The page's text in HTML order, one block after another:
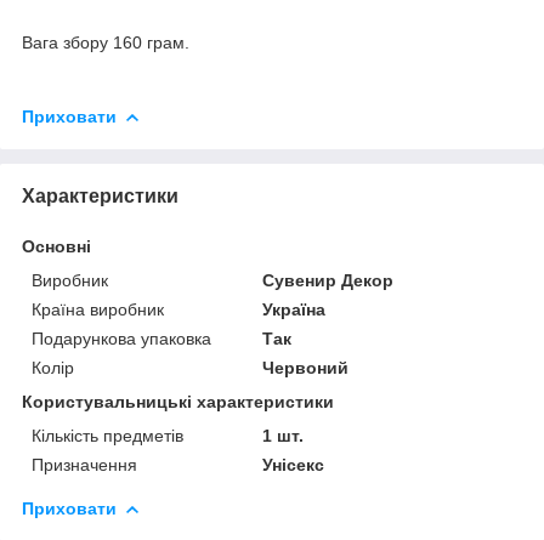
Вага збору 160 грам.
Приховати
Характеристики
Основні
Виробник
Сувенир Декор
Країна виробник
Україна
Подарункова упаковка
Так
Колір
Червоний
Користувальницькі характеристики
Кількість предметів
1 шт.
Призначення
Унісекс
Приховати